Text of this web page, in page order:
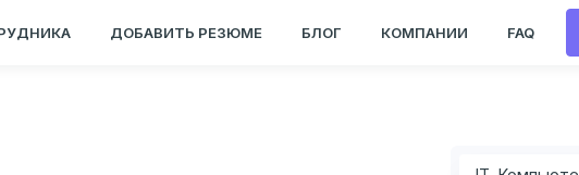
ДОБАВИТЬ РЕЗЮМЕ БЛОГ КОМПАНИИ FAQ